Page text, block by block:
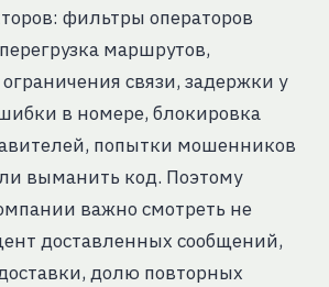
фильтры операторов
маршрутов,
связи, задержки у
в номере, блокировка
попытки мошенников
выманить код. Поэтому
важно смотреть не
доставленных сообщений,
долю повторных